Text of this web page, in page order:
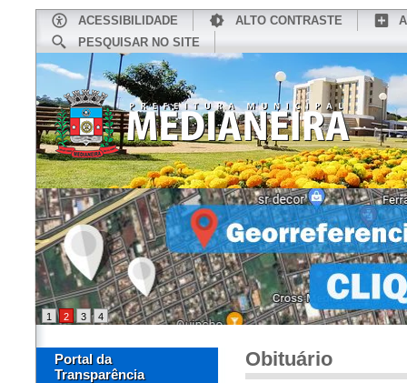
ACESSIBILIDADE ALTO CONTRASTE
PESQUISAR NO SITE
INÍCIO CONHEÇA MEDIANEIRA
1 2 3 4
Portal da
Transparência
Obituário